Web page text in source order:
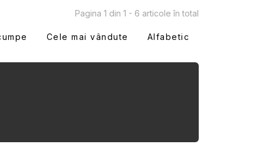
Pagina 1 din 1 - 6 articole în total
Cele mai vândute Alfabetic